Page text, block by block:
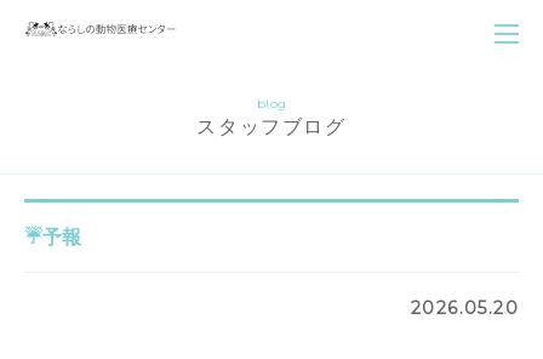
blog
スタッフブログ
☔予報
2026.05.20